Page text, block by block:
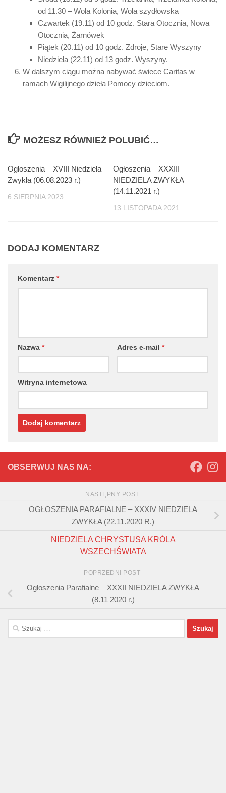
od 11.30 – Wola Kolonia, Wola szydłowska
Czwartek (19.11) od 10 godz. Stara Otocznia, Nowa
Otocznia, Żarnówek
Piątek (20.11) od 10 godz. Zdroje, Stare Wyszyny
Niedziela (22.11) od 13 godz. Wyszyny.
W dalszym ciągu można nabywać świece Caritas w
ramach Wigilijnego dzieła Pomocy dzieciom.
MOŻESZ RÓWNIEŻ POLUBIĆ…
Ogłoszenia – XVIII Niedziela
Zwykła (06.08.2023 r.)
6 SIERPNIA 2023
Ogłoszenia – XXXIII
NIEDZIELA ZWYKŁA
(14.11.2021 r.)
13 LISTOPADA 2021
DODAJ KOMENTARZ
Komentarz *
Nazwa * Adres e-mail *
Witryna internetowa
OBSERWUJ NAS NA:
NASTĘPNY POST
OGŁOSZENIA PARAFIALNE – XXXIV NIEDZIELA
ZWYKŁA (22.11.2020 R.)
NIEDZIELA CHRYSTUSA KRÓLA
WSZECHŚWIATA
POPRZEDNI POST
Ogłoszenia Parafialne – XXXII NIEDZIELA ZWYKŁA
(8.11 2020 r.)
Szukaj: